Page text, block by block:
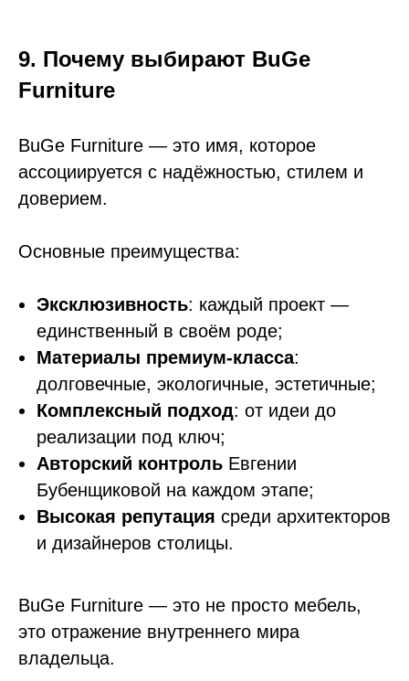
9. Почему выбирают BuGe
Furniture
BuGe Furniture — это имя, которое
ассоциируется с надёжностью, стилем и
доверием.
Основные преимущества:
Эксклюзивность: каждый проект —
единственный в своём роде;
Материалы премиум-класса:
долговечные, экологичные, эстетичные;
Комплексный подход: от идеи до
реализации под ключ;
Авторский контроль Евгении
Бубенщиковой на каждом этапе;
Высокая репутация среди архитекторов
и дизайнеров столицы.
BuGe Furniture — это не просто мебель,
это отражение внутреннего мира
владельца.